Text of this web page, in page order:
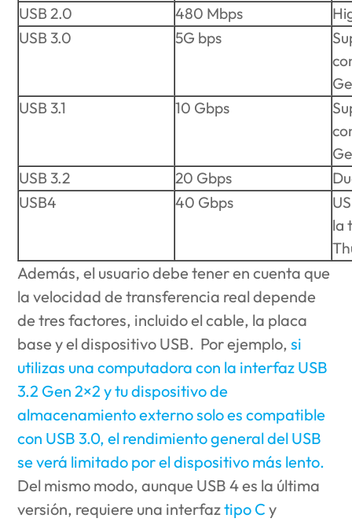
USB 2.0 480 Mbps
USB 3.0
5G bps
USB 3.1
10 Gbps
USB 3.2
20 Gbps
USB4
40 Gbps
la
Además, el usuario debe tener en cuenta que
la velocidad de transferencia real depende
de tres factores, incluido el cable, la placa
base y el dispositivo USB. Por ejemplo,si
utilizas una computadora con la interfaz USB
3.2 Gen 2×2 y tu dispositivo de
almacenamiento externo solo es compatible
con USB 3.0, el rendimiento general del USB
se verá limitado por el dispositivo más lento.
Del mismo modo, aunque USB 4 es la última
versión, requiere una interfaztipo C y